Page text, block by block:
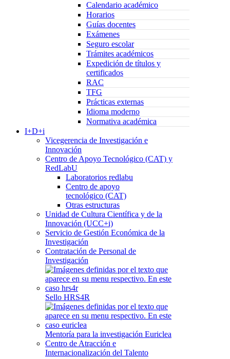
Calendario académico
Horarios
Guías docentes
Exámenes
Seguro escolar
Trámites académicos
Expedición de títulos y
certificados
RAC
TFG
Prácticas externas
Idioma moderno
Normativa académica
I+D+i
Vicegerencia de Investigación e
Innovación
Centro de Apoyo Tecnológico (CAT) y
RedLabU
Laboratorios redlabu
Centro de apoyo
tecnológico (CAT)
Otras estructuras
Unidad de Cultura Científica y de la
Innovación (UCC+i)
Servicio de Gestión Económica de la
Investigación
Contratación de Personal de
Investigación
Sello HRS4R
Mentoría para la investigación Euriclea
Centro de Atracción e
Internacionalización del Talento